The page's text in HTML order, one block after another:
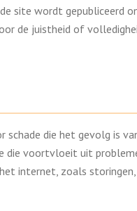
site wordt gepubliceerd
de juistheid of
schade die het gevolg is
die voortvloeit uit
internet, zoals